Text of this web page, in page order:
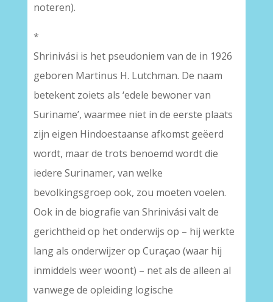
noteren).
*
Shrinivási is het pseudoniem van de in 1926
geboren Martinus H. Lutchman. De naam
betekent zoiets als ‘edele bewoner van
Suriname’, waarmee niet in de eerste plaats
zijn eigen Hindoestaanse afkomst geëerd
wordt, maar de trots benoemd wordt die
iedere Surinamer, van welke
bevolkingsgroep ook, zou moeten voelen.
Ook in de biografie van Shrinivási valt de
gerichtheid op het onderwijs op – hij werkte
lang als onderwijzer op Curaçao (waar hij
inmiddels weer woont) – net als de alleen al
vanwege de opleiding logische